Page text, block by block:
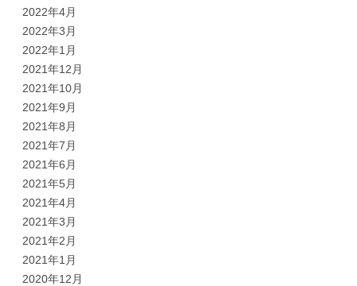
2022年4月
2022年3月
2022年1月
2021年12月
2021年10月
2021年9月
2021年8月
2021年7月
2021年6月
2021年5月
2021年4月
2021年3月
2021年2月
2021年1月
2020年12月